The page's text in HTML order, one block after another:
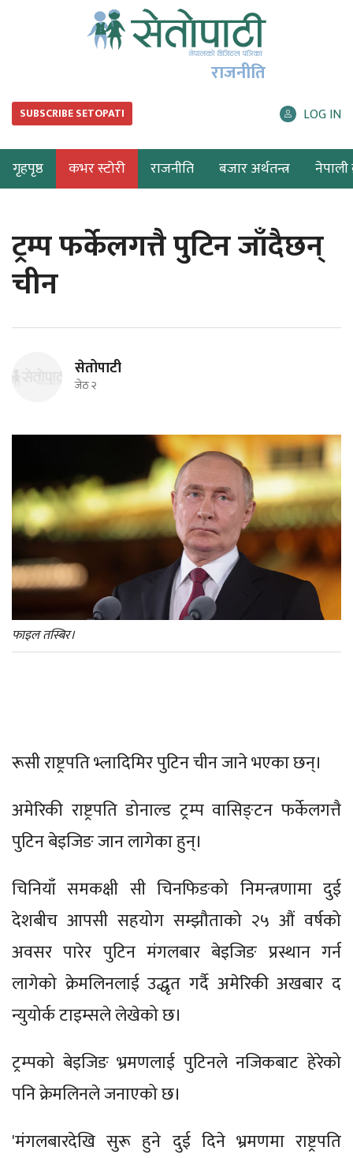
राजनीति
SUBSCRIBE SETOPATI LOG IN
गृहपृष्ठ कभर स्टोरी राजनीति बजार अर्थतन्त्र नेपाली
ट्रम्प फर्केलगत्तै पुटिन जाँदैछन्
चीन
सेतोपाटी
जेठ २
फाइल तस्बिर।
रूसी राष्ट्रपति भ्लादिमिर पुटिन चीन जाने भएका छन्।
अमेरिकी राष्ट्रपति डोनाल्ड ट्रम्प वासिङ्टन फर्केलगत्तै
पुटिन बेइजिङ जान लागेका हुन्।
चिनियाँ समकक्षी सी चिनफिङको निमन्त्रणामा दुई
देशबीच आपसी सहयोग सम्झौताको २५ औं वर्षको
अवसर पारेर पुटिन मंगलबार बेइजिङ प्रस्थान गर्न
लागेको क्रेमलिनलाई उद्धृत गर्दै अमेरिकी अखबार द
न्युयोर्क टाइम्सले लेखेको छ।
ट्रम्पको बेइजिङ भ्रमणलाई पुटिनले नजिकबाट हेरेको
पनि क्रेमलिनले जनाएको छ।
'मंगलबारदेखि सुरू हुने दुई दिने भ्रमणमा राष्ट्रपति